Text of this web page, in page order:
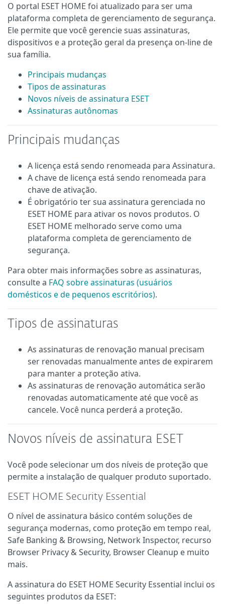
O portal ESET HOME foi atualizado para ser uma
plataforma completa de gerenciamento de segurança.
Ele permite que você gerencie suas assinaturas,
dispositivos e a proteção geral da presença on-line de
sua família.
Principais mudanças
Tipos de assinaturas
Novos níveis de assinatura ESET
Assinaturas autônomas
Principais mudanças
A licença está sendo renomeada para Assinatura.
A chave de licença está sendo renomeada para
chave de ativação.
É obrigatório ter sua assinatura gerenciada no
ESET HOME para ativar os novos produtos. O
ESET HOME melhorado serve como uma
plataforma completa de gerenciamento de
segurança.
Para obter mais informações sobre as assinaturas,
consulte a FAQ sobre assinaturas (usuários
domésticos e de pequenos escritórios).
Tipos de assinaturas
As assinaturas de renovação manual precisam
ser renovadas manualmente antes de expirarem
para manter a proteção ativa.
As assinaturas de renovação automática serão
renovadas automaticamente até que você as
cancele. Você nunca perderá a proteção.
Novos níveis de assinatura ESET
Você pode selecionar um dos níveis de proteção que
permite a instalação de qualquer produto suportado.
ESET HOME Security Essential
O nível de assinatura básico contém soluções de
segurança modernas, como proteção em tempo real,
Safe Banking & Browsing, Network Inspector, recurso
Browser Privacy & Security, Browser Cleanup e muito
mais.
A assinatura do ESET HOME Security Essential inclui os
seguintes produtos da ESET: